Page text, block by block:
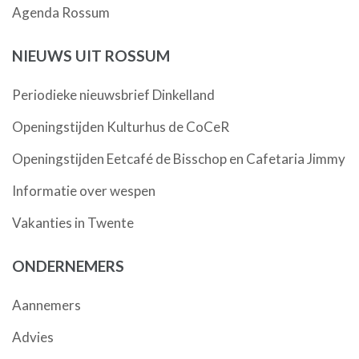
Agenda Rossum
NIEUWS UIT ROSSUM
Periodieke nieuwsbrief Dinkelland
Openingstijden Kulturhus de CoCeR
Openingstijden Eetcafé de Bisschop en Cafetaria Jimmy
Informatie over wespen
Vakanties in Twente
ONDERNEMERS
Aannemers
Advies